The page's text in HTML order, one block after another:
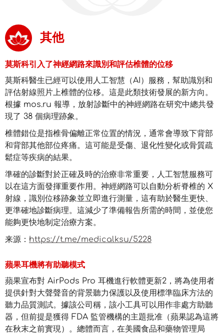
其他
莫斯科引入了神經網路來識別和評估椎體的位移
莫斯科醫生已經可以使用人工智慧（AI）服務，幫助識別和
評估射線照片上椎體的位移。這是此類技術發展的新方向。
根據 mos.ru 報導，放射診斷中的神經網路在研究中總共發
現了 38 個病理跡象。
椎體錯位是指椎骨偏離正常位置的情況，通常會導致下背部
和背部其他部位疼痛。這可能是受傷、退化性變化或骨質疏
鬆症等疾病的結果。
準確的診斷對於正確及時的治療非常重要，人工智慧服務可
以在這方面發揮重要作用。神經網路可以自動分析脊椎的 X
射線，識別位移跡象並立即進行測量，這有助於醫生更快、
更準確地診斷病理。這減少了準備報告所需的時間，並使您
能夠更快地制定治療方案。
来源： https://t.me/medicalksu/5228
蘋果耳機將有助聽模式
蘋果宣布對 AirPods Pro 耳機進行軟體更新2，將為使用者
提供針對大聲聲音的背景聽力保護以及使用標準臨床方法的
聽力品質測試。據該公司稱，該小工具可以用作非處方助聽
器，但前提是獲得 FDA 監管機構的主題批准（蘋果認為這將
在秋末之前實現）。總體而言，在美國食品和藥物管理局